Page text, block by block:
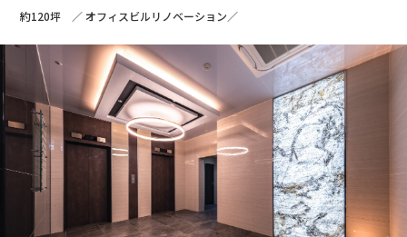
プライバシーポリシー
約120坪 ／ オフィスビルリノベーション／